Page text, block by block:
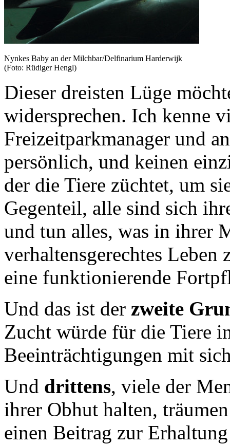
Nynkes Baby an der Milchbar/Delfinarium Harderwijk
(Foto: Rüdiger Hengl)
Dieser dreisten Lüge
widersprechen. Ich kenne
Freizeitparkmanager und
persönlich, und keinen
der die Tiere züchtet, um
Gegenteil, alle sind sich
und tun alles, was in ihrer
verhaltensgerechtes Leben
eine funktionierende
Und das ist der zweite
Zucht würde für die Tiere
Beeinträchtigungen mit
Und drittens, viele der
ihrer Obhut halten,
einen Beitrag zur